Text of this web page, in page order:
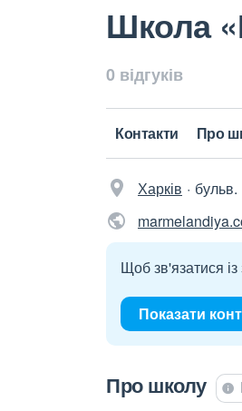
Школа
0 відгуків
Контакти Про
Харків бульв.
Щоб зв'язатися
Показати
Про школу